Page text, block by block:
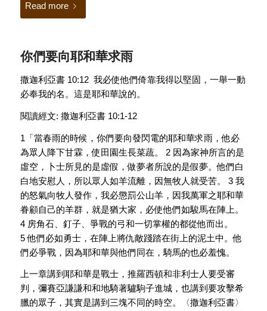
Read more
你們要向耶和華求雨
撒迦利亞書 10:12 我必使他們倚靠我得以堅固，一舉一動
必奉我的名。這是耶和華說的。
閱讀經文: 撒迦利亞書 10:1-12
1「當春雨的時候，你們要向發閃電的耶和華求雨，他必
為眾人降下甘霖，使田園生長菜蔬。 2 因為家神所言的是
虛空，卜士所見的是虛假，做夢者所說的是假夢。他們白
白地安慰人，所以眾人如羊流離，因無牧人就受苦。 3 我
的怒氣向牧人發作，我必懲罰公山羊，因我萬軍之耶和華
眷顧自己的羊群，就是猶大家，必使他們如駿馬在陣上。
4 房角石、釘子、爭戰的弓和一切掌權的都從他而出。
5 他們必如勇士，在陣上將仇敵踐踏在街上的泥土中。他
們必爭戰，因為耶和華與他們同在，騎馬的也必羞愧。
上一章講到耶和華是戰士，推羅西頓和非利士人要受審
判，彌賽亞謙謙和和地騎著驢駒子進城，也講到要攻擊希
臘的眾子，其實是講到三塊不同的時空。〈撒迦利亞書〉